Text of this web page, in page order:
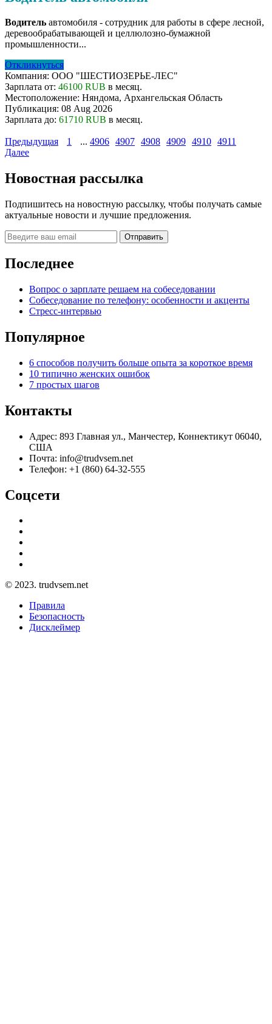
Водитель автомобиля - сотрудник для работы в сфере лесной,
деревообрабатывающей и целлюлозно-бумажной
промышленности...
Откликнуться
Компания: ООО "ШЕСТИОЗЕРЬЕ-ЛЕС"
Зарплата от: 46100 RUB в месяц.
Местоположение: Няндома, Архангельская Область
Публикация: 08 Aug 2026
Зарплата до: 61710 RUB в месяц.
Предыдущая 1 ... 4906 4907 4908 4909 4910 4911
Далее
Новостная рассылка
Подпишитесь на новостную рассылку, чтобы получать самые
актуальные новости и лучшие предложения.
Последнее
Вопрос о зарплате решаем на собеседовании
Собеседование по телефону: особенности и акценты
Стресс-интервью
Популярное
6 способов получить больше опыта за короткое время
10 типично женских ошибок
7 простых шагов
Контакты
Адрес: 893 Главная ул., Манчестер, Коннектикут 06040,
США
Почта: info@trudvsem.net
Телефон: +1 (860) 64-32-555
Соцсети
© 2023. trudvsem.net
Правила
Безопасность
Дисклеймер